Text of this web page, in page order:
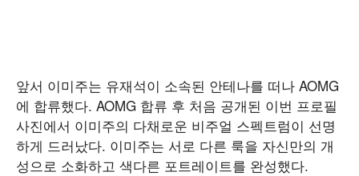
앞서 이미주는 유재석이 소속된 안테나를 떠나 AOMG
에 합류했다. AOMG 합류 후 처음 공개된 이번 프로필
사진에서 이미주의 다채로운 비주얼 스펙트럼이 선명
하게 드러났다. 이미주는 서로 다른 룩을 자신만의 개
성으로 소화하고 색다른 포트레이트를 완성했다.